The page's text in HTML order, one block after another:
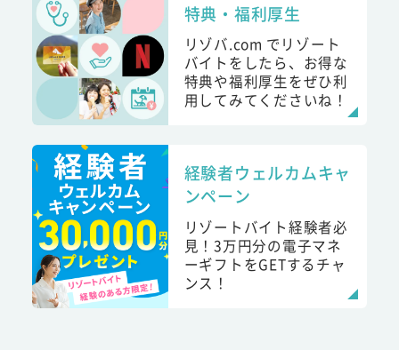
特典・福利厚生
リゾバ.com でリゾート
バイトをしたら、お得な
特典や福利厚生をぜひ利
用してみてくださいね！
経験者ウェルカムキャ
ンペーン
リゾートバイト経験者必
見！3万円分の電子マネ
ーギフトをGETするチャ
ンス！